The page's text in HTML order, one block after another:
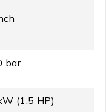
bar
(1.5 HP)